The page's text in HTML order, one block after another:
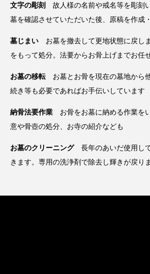
文字の彫刻
故人様の名前や戒名等を彫刻
墓を確認させていただいた後、原稿を作成
墓じまい お墓を撤去して更地状態に戻し
をもって処分。法要からお骨上げまでお任
お墓の移転お墓とお骨を現在の墓地から
続き等も必要であればお手伝いしています
納骨法要作業 お骨をお墓に納める作業を
意や骨壺の処分、お寺の紹介なども
お墓のクリーニング長年のあいだ使用し
きます。専用の洗浄剤で除去し輝きが戻り